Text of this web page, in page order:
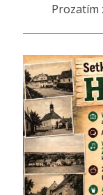
Prozatím